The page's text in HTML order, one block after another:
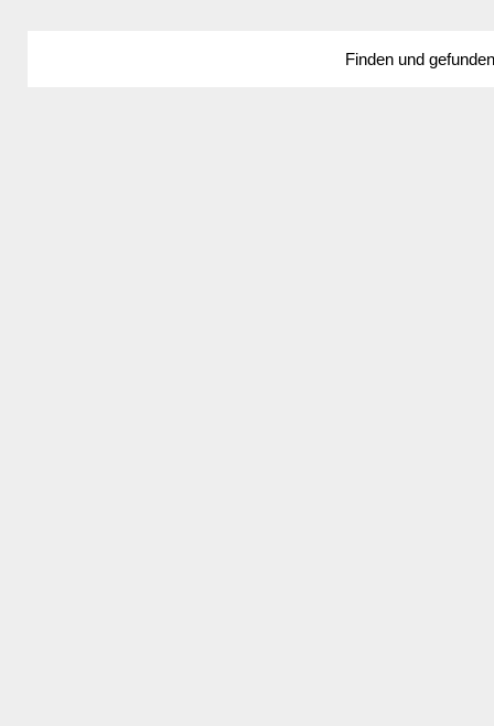
Finden und